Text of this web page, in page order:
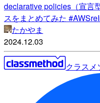
declarative policies（宣言
スをまとめてみた
たかやま
2024.12.03
クラス